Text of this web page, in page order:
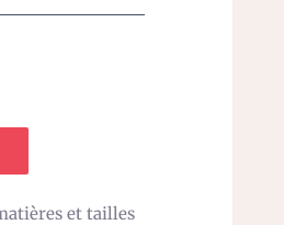
et tailles